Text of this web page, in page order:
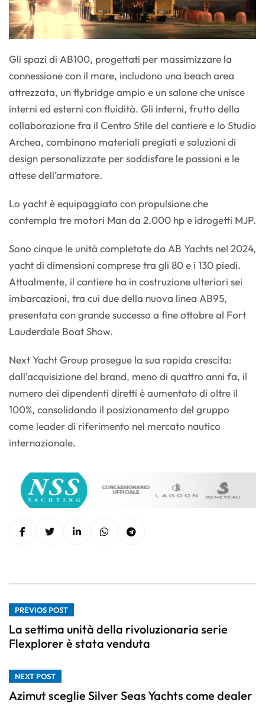
Gli spazi di AB100, progettati per massimizzare la
connessione con il mare, includono una beach area
attrezzata, un flybridge ampio e un salone che unisce
interni ed esterni con fluidità. Gli interni, frutto della
collaborazione fra il Centro Stile del cantiere e lo Studio
Archea, combinano materiali pregiati e soluzioni di
design personalizzate per soddisfare le passioni e le
attese dell’armatore.
Lo yacht è equipaggiato con propulsione che
contempla tre motori Man da 2.000 hp e idrogetti MJP.
Sono cinque le unità completate da AB Yachts nel 2024,
yacht di dimensioni comprese tra gli 80 e i 130 piedi.
Attualmente, il cantiere ha in costruzione ulteriori sei
imbarcazioni, tra cui due della nuova linea AB95,
presentata con grande successo a fine ottobre al Fort
Lauderdale Boat Show.
Next Yacht Group prosegue la sua rapida crescita:
dall’acquisizione del brand, meno di quattro anni fa, il
numero dei dipendenti diretti è aumentato di oltre il
100%, consolidando il posizionamento del gruppo
come leader di riferimento nel mercato nautico
internazionale.
PREVIOS POST
La settima unità della rivoluzionaria serie
Flexplorer è stata venduta
NEXT POST
Azimut sceglie Silver Seas Yachts come dealer